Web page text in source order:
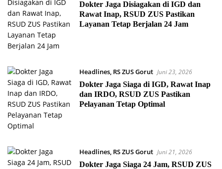
Dokter Jaga Disiagakan di IGD dan
Rawat Inap, RSUD ZUS Pastikan
Layanan Tetap Berjalan 24 Jam
Headlines, RS ZUS Gorut Juni 23, 2026
Dokter Jaga Siaga di IGD, Rawat Inap
dan IRDO, RSUD ZUS Pastikan
Pelayanan Tetap Optimal
Headlines, RS ZUS Gorut Juni 21, 2026
Dokter Jaga Siaga 24 Jam, RSUD ZUS